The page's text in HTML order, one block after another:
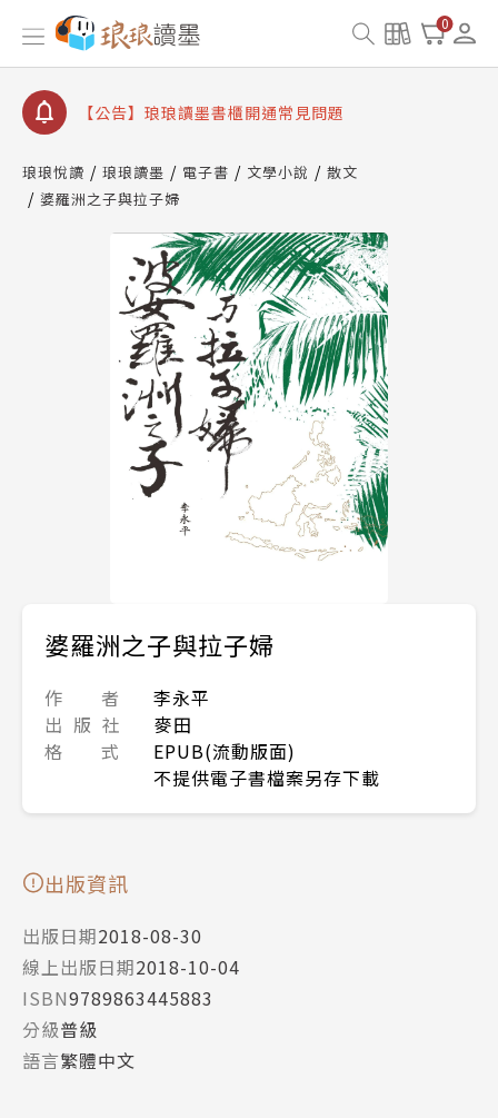
0
【公告】因 Readmoo 讀墨系統維護中，本站同步暫
停部分閱讀服務
【公告】琅琅讀墨數位閱讀資產合併與書櫃開通申請
【公告】琅琅讀墨書櫃開通常見問題
請圖文教學
【公告】琅琅書店服務升級重要說明及資產合併結果
查詢
【公告】因 Readmoo 讀墨系統維護中，本站同步暫
停部分閱讀服務
琅琅悅讀 琅琅讀墨 電子書 文學小說
散文
婆羅洲之子與拉子婦
婆羅洲之子與拉子婦
作 者
李永平
出 版 社
麥田
格 式
EPUB(流動版面)
不提供電子書檔案另存下載
出版資訊
出版日期2018-08-30
線上出版日期2018-10-04
ISBN9789863445883
分級普級
語言繁體中文